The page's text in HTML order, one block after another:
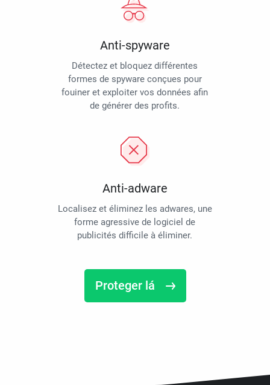
Anti-spyware
Détectez et bloquez différentes
formes de spyware conçues pour
fouiner et exploiter vos données afin
de générer des profits.
Anti-adware
Localisez et éliminez les adwares, une
forme agressive de logiciel de
publicités difficile à éliminer.
Proteger lá